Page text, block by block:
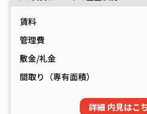
賃料
管理費
敷金/礼金
間取り（専有面積）
詳細 内見はこ